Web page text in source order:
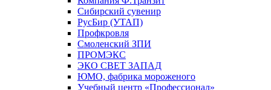
Сибирский сувенир
РусБир (УТАП)
Профкровля
Смоленский ЗПИ
ПРОМЭКС
ЭКО СВЕТ ЗАПАД
ЮМО, фабрика мороженого
Учебный центр «Профессионал»